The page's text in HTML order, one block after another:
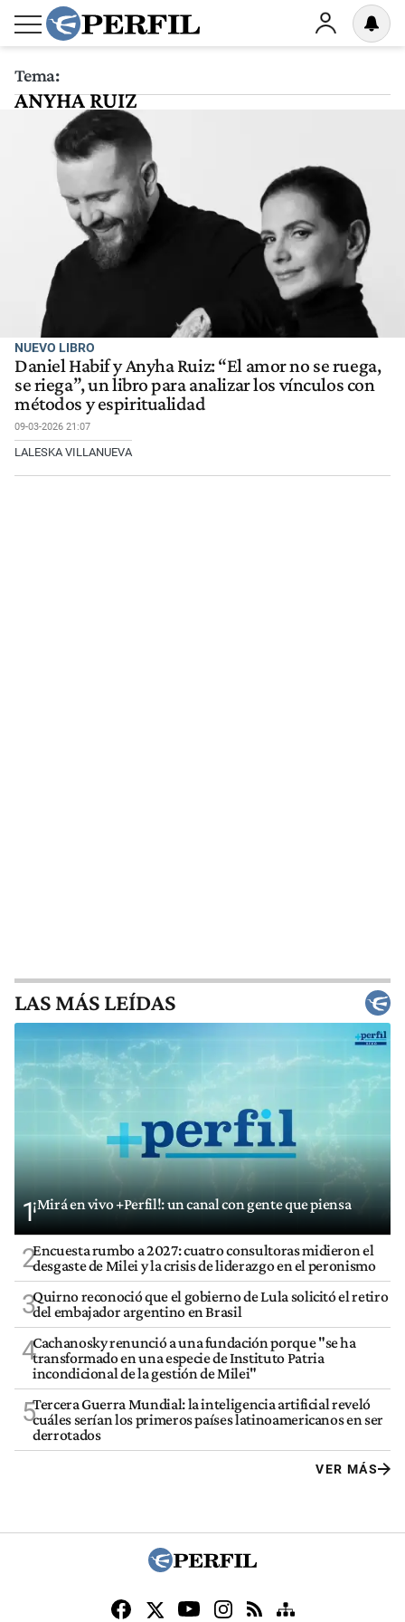
Tema:
ANYHA RUIZ
NUEVO LIBRO
Daniel Habif y Anyha Ruiz: “El amor no se ruega,
se riega”, un libro para analizar los vínculos con
métodos y espiritualidad
09-03-2026 21:07
LALESKA VILLANUEVA
LAS MÁS LEÍDAS
1¡Mirá en vivo +Perfil!: un canal con gente que piensa
2Encuesta rumbo a 2027: cuatro consultoras midieron el
desgaste de Milei y la crisis de liderazgo en el peronismo
3Quirno reconoció que el gobierno de Lula solicitó el retiro
del embajador argentino en Brasil
4Cachanosky renunció a una fundación porque "se ha
transformado en una especie de Instituto Patria
incondicional de la gestión de Milei"
5Tercera Guerra Mundial: la inteligencia artificial reveló
cuáles serían los primeros países latinoamericanos en ser
derrotados
VER MÁS